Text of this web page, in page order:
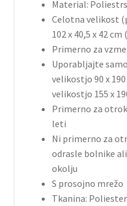
Material:
Celotna velikost
102 x 40,5 x 42 cm
Primerno za
Uporabljajte
velikostjo 90 x
velikostjo 155 x
Primerno za
leti
Ni primerno za
odrasle bolnike
okolju
S prosojno mrežo
Tkanina: